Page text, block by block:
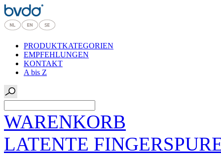
PRODUKTKATEGORIEN
EMPFEHLUNGEN
KONTAKT
A bis Z
WARENKORB
LATENTE